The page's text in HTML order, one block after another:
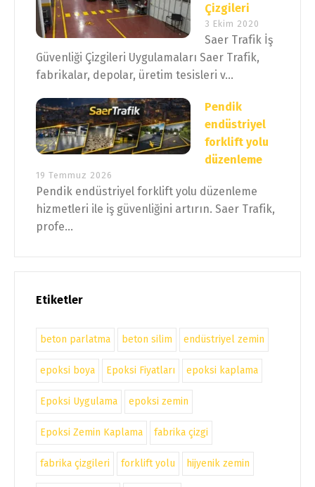
Çizgileri
3 Ekim 2020
Saer Trafik İş
Güvenliği Çizgileri Uygulamaları Saer Trafik,
fabrikalar, depolar, üretim tesisleri v...
Pendik
endüstriyel
forklift yolu
düzenleme
19 Temmuz 2026
Pendik endüstriyel forklift yolu düzenleme
hizmetleri ile iş güvenliğini artırın. Saer Trafik,
profe...
Etiketler
beton parlatma beton silim endüstriyel zemin
epoksi boya Epoksi Fiyatları epoksi kaplama
Epoksi Uygulama epoksi zemin
Epoksi Zemin Kaplama fabrika çizgi
fabrika çizgileri forklift yolu hijyenik zemin